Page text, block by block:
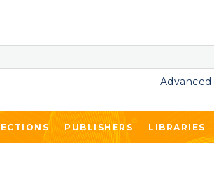
Advanced
PUBLISHERS LIBRARIES